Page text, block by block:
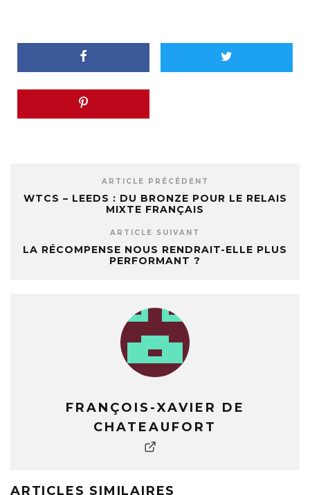
ARTICLE PRÉCÉDENT
WTCS – LEEDS : DU BRONZE POUR LE RELAIS
MIXTE FRANÇAIS
ARTICLE SUIVANT
LA RÉCOMPENSE NOUS RENDRAIT-ELLE PLUS
PERFORMANT ?
FRANÇOIS-XAVIER DE
CHATEAUFORT
ARTICLES SIMILAIRES